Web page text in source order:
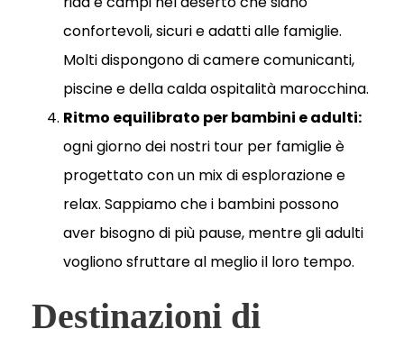
confortevoli, sicuri e adatti alle famiglie.
Molti dispongono di camere comunicanti,
piscine e della calda ospitalità marocchina.
Ritmo equilibrato per bambini e adulti:
ogni giorno dei nostri tour per famiglie è
progettato con un mix di esplorazione e
relax. Sappiamo che i bambini possono
aver bisogno di più pause, mentre gli adulti
vogliono sfruttare al meglio il loro tempo.
Destinazioni di